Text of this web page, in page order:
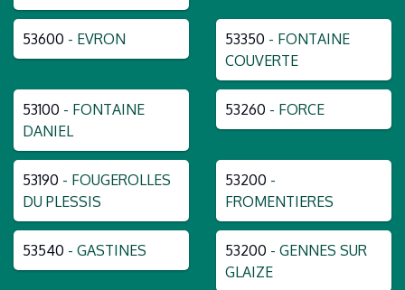
53600 - EVRON 53350 - FONTAINE
COUVERTE
53100 - FONTAINE
DANIEL
53260 - FORCE
53190 - FOUGEROLLES
DU PLESSIS
53200 -
FROMENTIERES
53540 - GASTINES 53200 - GENNES SUR
GLAIZE